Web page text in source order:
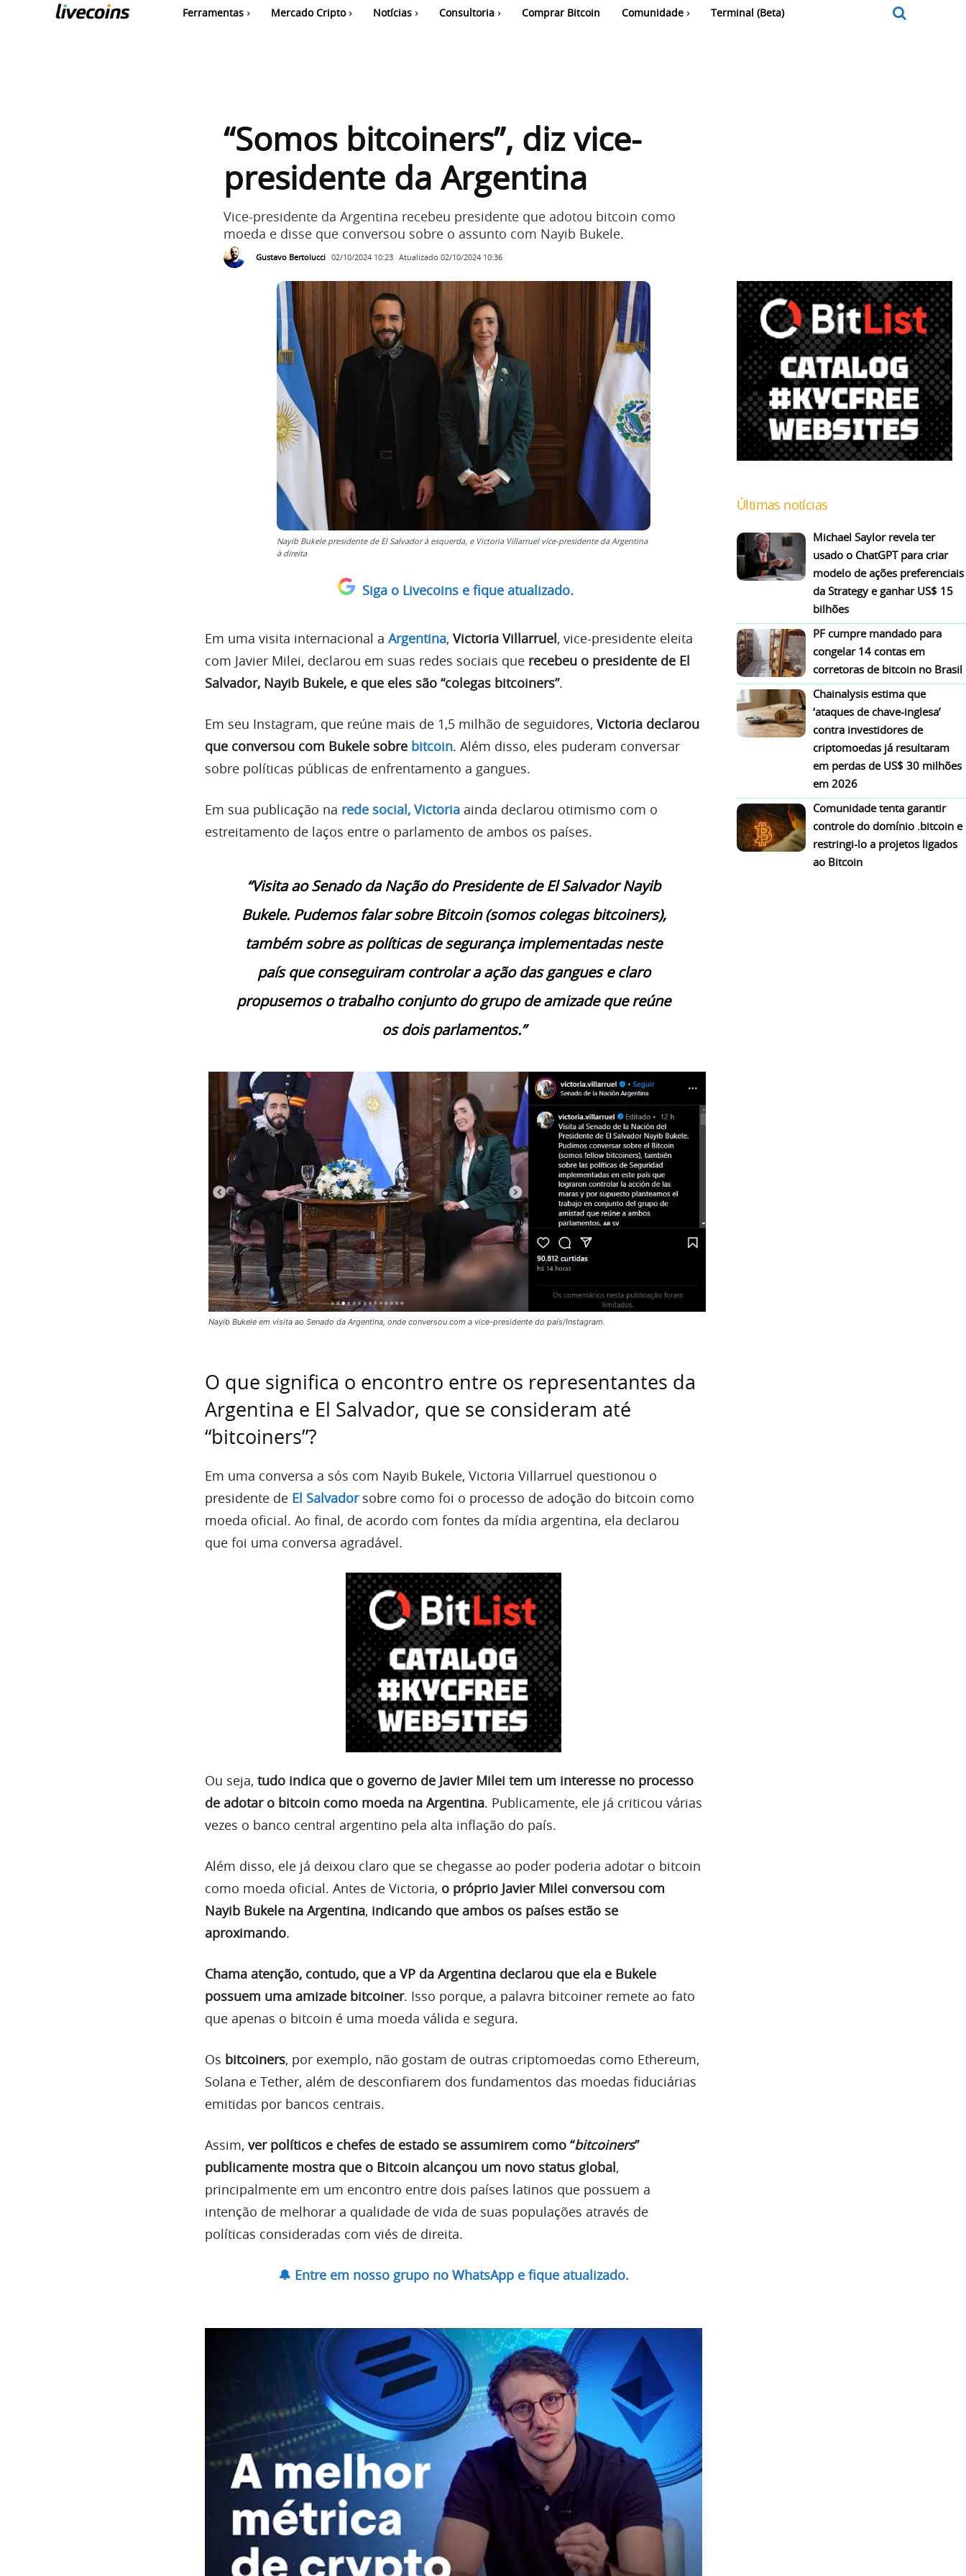
Ferramentas Mercado Cripto Notícias Consultoria Comprar Bitcoin Comunidade Terminal (Beta)
“Somos bitcoiners”, diz vice-
presidente da Argentina
Vice-presidente da Argentina recebeu presidente que adotou bitcoin como
moeda e disse que conversou sobre o assunto com Nayib Bukele.
Gustavo Bertolucci 02/10/2024 10:23 Atualizado 02/10/2024 10:36
Nayib Bukele presidente de El Salvador à esquerda, e Victoria Villarruel vice-presidente da Argentina
à direita
Siga o Livecoins e fique atualizado.
Em uma visita internacional a Argentina, Victoria Villarruel, vice-presidente eleita
com Javier Milei, declarou em suas redes sociais que recebeu o presidente de El
Salvador, Nayib Bukele, e que eles são “colegas bitcoiners”.
Em seu Instagram, que reúne mais de 1,5 milhão de seguidores, Victoria declarou
que conversou com Bukele sobre bitcoin. Além disso, eles puderam conversar
sobre políticas públicas de enfrentamento a gangues.
Em sua publicação na rede social, Victoria ainda declarou otimismo com o
estreitamento de laços entre o parlamento de ambos os países.
“Visita ao Senado da Nação do Presidente de El Salvador Nayib
Bukele. Pudemos falar sobre Bitcoin (somos colegas bitcoiners),
também sobre as políticas de segurança implementadas neste
país que conseguiram controlar a ação das gangues e claro
propusemos o trabalho conjunto do grupo de amizade que reúne
os dois parlamentos.”
Nayib Bukele em visita ao Senado da Argentina, onde conversou com a vice-presidente do país/Instagram.
O que significa o encontro entre os representantes da
Argentina e El Salvador, que se consideram até
“bitcoiners”?
Em uma conversa a sós com Nayib Bukele, Victoria Villarruel questionou o
presidente de El Salvadorsobre como foi o processo de adoção do bitcoin como
moeda oficial. Ao final, de acordo com fontes da mídia argentina, ela declarou
que foi uma conversa agradável.
Ou seja, tudo indica que o governo de Javier Milei tem um interesse no processo
de adotar o bitcoin como moeda na Argentina. Publicamente, ele já criticou várias
vezes o banco central argentino pela alta inflação do país.
Além disso, ele já deixou claro que se chegasse ao poder poderia adotar o bitcoin
como moeda oficial. Antes de Victoria, o próprio Javier Milei conversou com
Nayib Bukele na Argentina, indicando que ambos os países estão se
aproximando.
Chama atenção, contudo, que a VP da Argentina declarou que ela e Bukele
possuem uma amizade bitcoiner. Isso porque, a palavra bitcoiner remete ao fato
que apenas o bitcoin é uma moeda válida e segura.
Os bitcoiners, por exemplo, não gostam de outras criptomoedas como Ethereum,
Solana e Tether, além de desconfiarem dos fundamentos das moedas fiduciárias
emitidas por bancos centrais.
Assim, ver políticos e chefes de estado se assumirem como “bitcoiners”
publicamente mostra que o Bitcoin alcançou um novo status global,
principalmente em um encontro entre dois países latinos que possuem a
intenção de melhorar a qualidade de vida de suas populações através de
políticas consideradas com viés de direita.
🔔 Entre em nosso grupo no WhatsApp e fique atualizado.
Últimas notícias
Michael Saylor revela ter
usado o ChatGPT para criar
modelo de ações preferenciais
da Strategy e ganhar US$ 15
bilhões
PF cumpre mandado para
congelar 14 contas em
corretoras de bitcoin no Brasil
Chainalysis estima que
‘ataques de chave-inglesa’
contra investidores de
criptomoedas já resultaram
em perdas de US$ 30 milhões
em 2026
Comunidade tenta garantir
controle do domínio .bitcoin e
restringi-lo a projetos ligados
ao Bitcoin